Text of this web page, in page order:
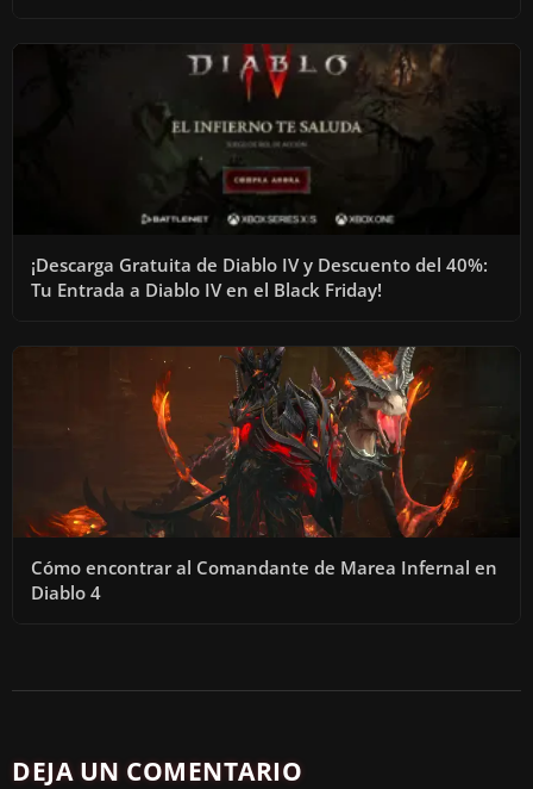
¡Descarga Gratuita de Diablo IV y Descuento del 40%:
Tu Entrada a Diablo IV en el Black Friday!
Cómo encontrar al Comandante de Marea Infernal en
Diablo 4
DEJA UN COMENTARIO